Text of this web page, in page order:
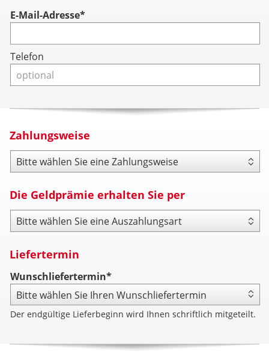
Account
E-Mail-Adresse*
Telefon
Zahlungsweise
Zahlungsweise
Die Geldprämie erhalten Sie per
Payout Type
Liefertermin
Wunschliefertermin*
Der endgültige Lieferbeginn wird Ihnen schriftlich mitgeteilt.